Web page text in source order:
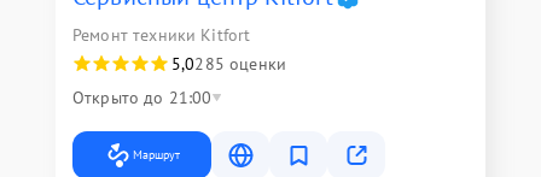
Ремонт техники Kitfort
5,0285 оценки
Открыто до 21:00
Маршрут